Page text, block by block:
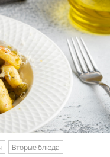
Вторые блюда